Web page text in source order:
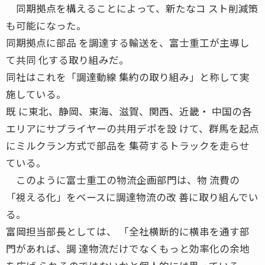
同期拠点を構えることによって、新たなコ スト削減策
も可能になった。
同期拠点に部品 を調達する輸送を、富士重工が主導し
て共同 化する取り組みだ。
同社はこれを「調達動線 集約の取り組み」と称して実
施している。
既 に東北、静岡、東海、滋賀、関西、近畿・ 中国の各
エリアにサプライヤーの共用デポを設 けて、群馬を起点
にミルクラン方式で部品を 集荷するトラックを走らせ
ている。
このように富士重工の物流企画部門は、物 流費の
「視える化」をベースに調達物流の改 善に取り組んでい
る。
富岡担当部長としては、 「全社横断的に横串を通す部
門があれば、調 達物流だけでなくもっと効率化の余地